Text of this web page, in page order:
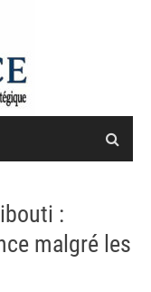
:
malgré les